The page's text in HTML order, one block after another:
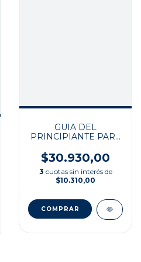
GUIA DEL
PRINCIPIANTE PARA
$30.930,00
3 cuotas sin interés de
$10.310,00